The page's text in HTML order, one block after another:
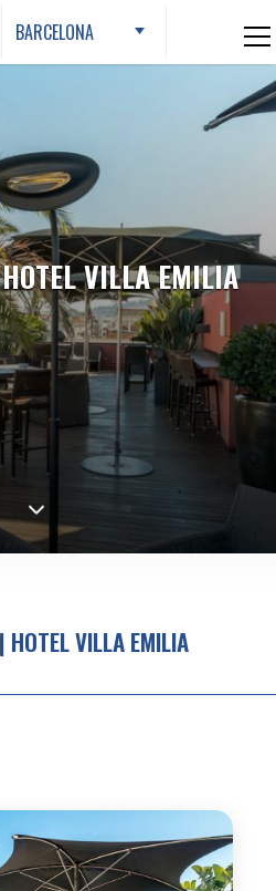
BARCELONA
VILLA EMILIA
HOTEL VILLA EMILIA